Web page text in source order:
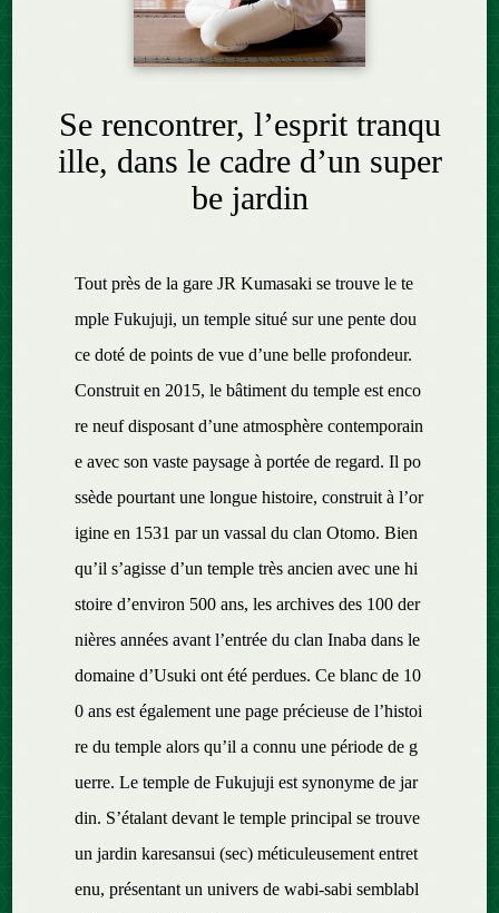
Se rencontrer, l’esprit tranqu
ille, dans le cadre d’un super
be jardin
Tout près de la gare JR Kumasaki se trouve le te
mple Fukujuji, un temple situé sur une pente dou
ce doté de points de vue d’une belle profondeur.
Construit en 2015, le bâtiment du temple est enco
re neuf disposant d’une atmosphère contemporain
e avec son vaste paysage à portée de regard. Il po
ssède pourtant une longue histoire, construit à l’or
igine en 1531 par un vassal du clan Otomo. Bien
qu’il s’agisse d’un temple très ancien avec une hi
stoire d’environ 500 ans, les archives des 100 der
nières années avant l’entrée du clan Inaba dans le
domaine d’Usuki ont été perdues. Ce blanc de 10
0 ans est également une page précieuse de l’histoi
re du temple alors qu’il a connu une période de g
uerre. Le temple de Fukujuji est synonyme de jar
din. S’étalant devant le temple principal se trouve
un jardin karesansui (sec) méticuleusement entret
enu, présentant un univers de wabi-sabi semblabl